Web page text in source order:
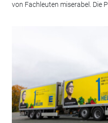
von Fachleuten miserabel. Die